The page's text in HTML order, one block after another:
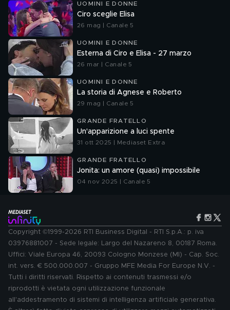
UOMINI E DONNE
Ciro sceglie Elisa
26 mag | Canale 5
UOMINI E DONNE
Esterna di Ciro e Elisa - 27 marzo
26 mar | Canale 5
UOMINI E DONNE
La storia di Agnese e Roberto
29 mag | Canale 5
GRANDE FRATELLO
Un'apparizione a luci spente
31 ott 2025 | Mediaset Extra
GRANDE FRATELLO
Jonita: un amore (quasi) impossibile
04 nov 2025 | Canale 5
Copyright ©1999-2026 RTI Business Digital - RTI S.p.A.: p. iva
03976881007 - Sede legale: Largo del Nazareno 8, 00187 Roma.
Uffici: Viale Europa 46, 20093 Cologno Monzese (MI) - Cap. Soc.
int. vers. € 500.000.007 - Gruppo MFE Media For Europe N.V. -
Tutti i diritti riservati. Rispetto ai contenuti trasmessi e/o
riprodotti è vietata ogni utilizzazione funzionale
all'addestramento di sistemi di intelligenza artificiale generativa.